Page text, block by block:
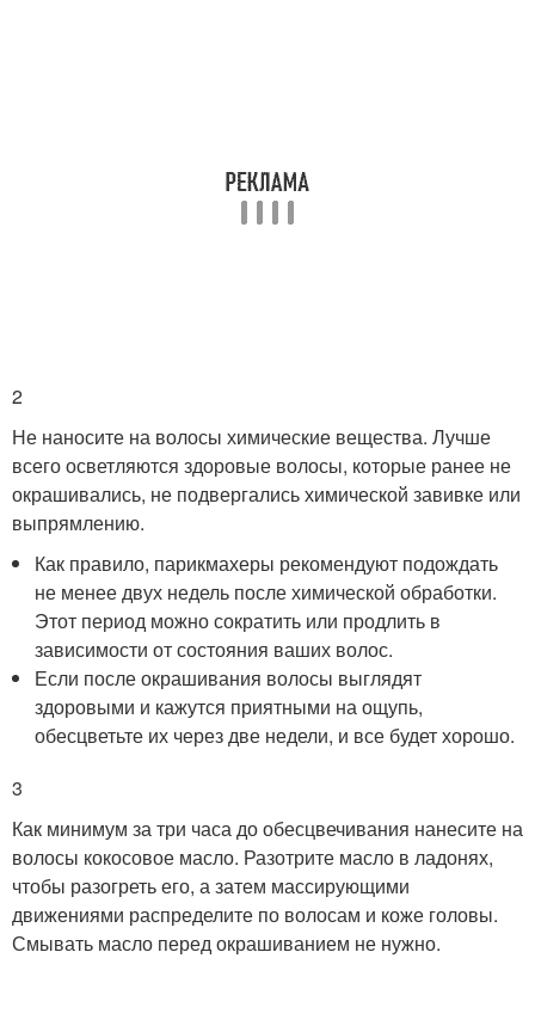
2
Не наносите на волосы химические вещества. Лучше
всего осветляются здоровые волосы, которые ранее не
окрашивались, не подвергались химической завивке или
выпрямлению.
Как правило, парикмахеры рекомендуют подождать
не менее двух недель после химической обработки.
Этот период можно сократить или продлить в
зависимости от состояния ваших волос.
Если после окрашивания волосы выглядят
здоровыми и кажутся приятными на ощупь,
обесцветьте их через две недели, и все будет хорошо.
3
Как минимум за три часа до обесцвечивания нанесите на
волосы кокосовое масло. Разотрите масло в ладонях,
чтобы разогреть его, а затем массирующими
движениями распределите по волосам и коже головы.
Смывать масло перед окрашиванием не нужно.